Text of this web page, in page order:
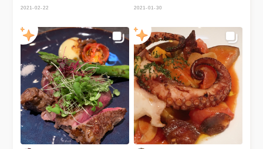
2021-02-22 2021-01-30